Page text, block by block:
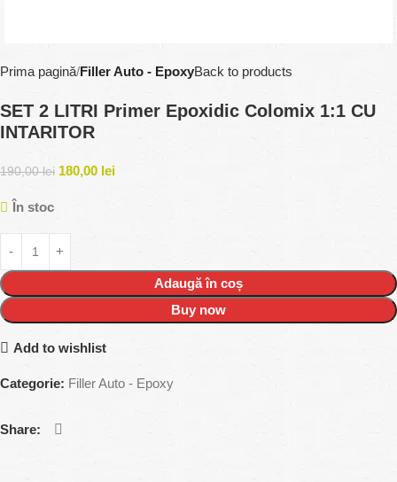
Prima pagină Filler Auto - EpoxyBack to products
SET 2 LITRI Primer Epoxidic Colomix 1:1 CU
INTARITOR
190,00lei 180,00 lei
În stoc
Adaugă în coș
Buy now
Add to wishlist
Categorie: Filler Auto - Epoxy
Share: